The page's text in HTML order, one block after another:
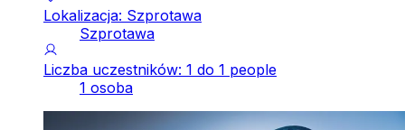
Lokalizacja: Szprotawa
Szprotawa
Liczba uczestników: 1 do 1 people
1 osoba